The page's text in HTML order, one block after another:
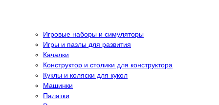
Игровые наборы и симуляторы
Игры и пазлы для развития
Качалки
Конструктор и столики для конструктора
Куклы и коляски для кукол
Машинки
Палатки